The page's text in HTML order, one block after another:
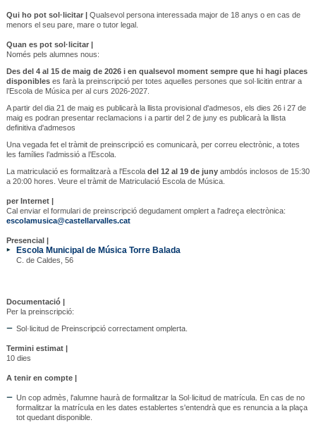
Qui ho pot sol·licitar | Qualsevol persona interessada major de 18 anys o en cas de
menors el seu pare, mare o tutor legal.
Quan es pot sol·licitar |
Només pels alumnes nous:
Des del 4 al 15 de maig de 2026 i en qualsevol moment sempre que hi hagi places
disponibleses farà la preinscripció per totes aquelles persones que sol·licitin entrar a
l’Escola de Música per al curs 2026-2027.
A partir del dia 21 de maig es publicarà la llista provisional d'admesos, els dies 26 i 27 de
maig es podran presentar reclamacions i a partir del 2 de juny es publicarà la llista
definitiva d'admesos
Una vegada fet el tràmit de preinscripció es comunicarà, per correu electrònic, a totes
les famílies l’admissió a l’Escola.
La matriculació es formalitzarà a l'Escola del 12 al 19 de junyambdós inclosos de 15:30
a 20:00 hores. Veure el tràmit de Matriculació Escola de Música.
per Internet |
Cal enviar el formulari de preinscripció degudament omplert a l'adreça electrònica:
escolamusica@castellarvalles.cat
Presencial |
Escola Municipal de Música Torre Balada
C. de Caldes, 56
Documentació |
Per la preinscripció:
Sol·licitud de Preinscripció correctament omplerta.
Termini estimat |
10 dies
A tenir en compte |
Un cop admès, l'alumne haurà de formalitzar la Sol·licitud de matrícula. En cas de no
formalitzar la matrícula en les dates establertes s'entendrà que es renuncia a la plaça
tot quedant disponible.